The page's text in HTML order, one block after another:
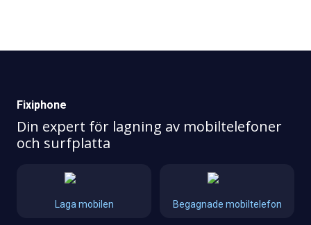
Fixiphone
Din expert för lagning av mobiltelefoner
och surfplatta
Laga mobilen Begagnade mobiltelefon